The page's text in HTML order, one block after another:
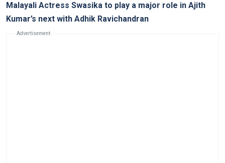
Malayali Actress Swasika to play a major role in Ajith
Kumar’s next with Adhik Ravichandran
Advertisement